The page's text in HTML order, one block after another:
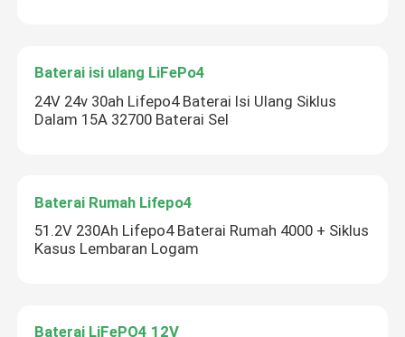
Baterai isi ulang LiFePo4
24V 24v 30ah Lifepo4 Baterai Isi Ulang Siklus
Dalam 15A 32700 Baterai Sel
Baterai Rumah Lifepo4
51.2V 230Ah Lifepo4 Baterai Rumah 4000 + Siklus
Kasus Lembaran Logam
Baterai LiFePO4 12V